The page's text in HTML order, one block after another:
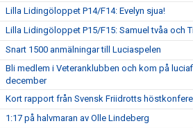
Lilla Lidingöloppet P14/F14: Evelyn sjua!
Lilla Lidingöloppet P15/F15: Samuel tvåa och
Snart 1500 anmälningar till Luciaspelen
Bli medlem i Veteranklubben och kom på
december
Kort rapport från Svensk Friidrotts
1:17 på halvmaran av Olle Lindeberg